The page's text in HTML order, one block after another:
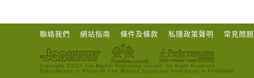
聯絡我們 網站指南 條件及條款 私隱政策聲明 常見問題
Copyright ©2013 Job Market Publishing Limited. All Right Reserved.
Reproduction in Whole Or Part Without Expressed Permission is Prohibited.